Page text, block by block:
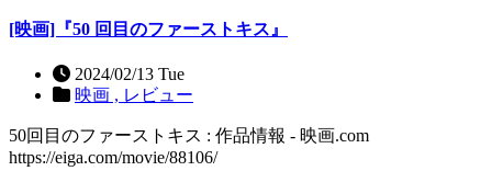
[映画]『50 回目のファーストキス』
2024/02/13 Tue
映画 , レビュー
50回目のファーストキス : 作品情報 - 映画.com
https://eiga.com/movie/88106/